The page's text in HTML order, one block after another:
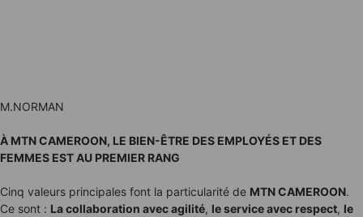
M.NORMAN
À MTN CAMEROON, LE BIEN-ÊTRE DES EMPLOYÉS ET DES
FEMMES EST AU PREMIER RANG
Cinq valeurs principales font la particularité de MTN CAMEROON.
Ce sont : La collaboration avec agilité, le service avec respect, le